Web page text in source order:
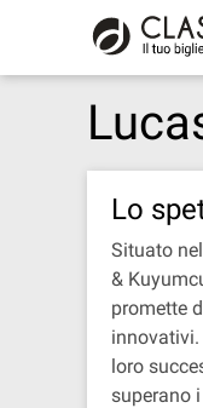
Lo
Situato
&
promette
loro
superano